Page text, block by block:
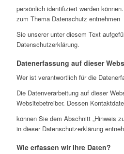
persönlich identifiziert werden
zum Thema Datenschutz entnehmen
Sie unserer unter diesem Text
Datenschutzerklärung.
Datenerfassung auf dieser
Wer ist verantwortlich für die
Die Datenverarbeitung auf dieser
Websitebetreiber. Dessen
können Sie dem Abschnitt „Hinweis
in dieser Datenschutzerklärung
Wie erfassen wir Ihre Daten?